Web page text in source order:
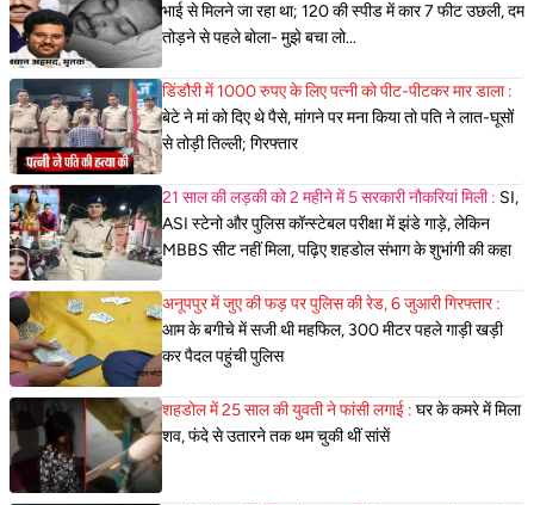
भाई से मिलने जा रहा था; 120 की स्पीड में कार 7 फीट उछली, दम
तोड़ने से पहले बोला- मुझे बचा लो...
डिंडौरी में 1000 रुपए के लिए पत्नी को पीट-पीटकर मार डाला :
बेटे ने मां को दिए थे पैसे, मांगने पर मना किया तो पति ने लात-घूसों
से तोड़ी तिल्ली; गिरफ्तार
21 साल की लड़की को 2 महीने में 5 सरकारी नौकरियां मिली : SI,
ASI स्टेनो और पुलिस कॉन्स्टेबल परीक्षा में झंडे गाड़े, लेकिन
MBBS सीट नहीं मिला, पढ़िए शहडोल संभाग के शुभांगी की कहा
अनूपपुर में जुए की फड़ पर पुलिस की रेड, 6 जुआरी गिरफ्तार :
आम के बगीचे में सजी थी महफिल, 300 मीटर पहले गाड़ी खड़ी
कर पैदल पहुंची पुलिस
शहडोल में 25 साल की युवती ने फांसी लगाई : घर के कमरे में मिला
शव, फंदे से उतारने तक थम चुकी थीं सांसें